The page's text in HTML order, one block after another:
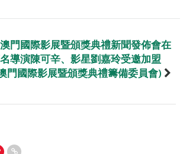
門國際影展暨頒獎典禮新聞發佈會在
導演陳可辛、影星劉嘉玲受邀加盟
門國際影展暨頒獎典禮籌備委員會)